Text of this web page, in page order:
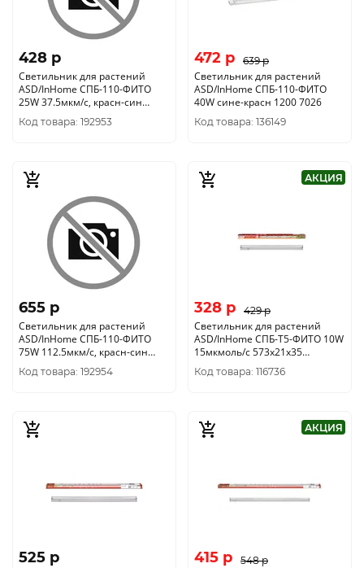
428 p
Светильник для растений
ASD/InHome СПБ-110-ФИТО
25W 37.5мкм/с, красн-син
600x65x25 4690612064963
Код товара: 192953
472 p 639 p
Светильник для растений
ASD/InHome СПБ-110-ФИТО
40W сине-красн 1200 7026
Код товара: 136149
655 p
Светильник для растений
ASD/InHome СПБ-110-ФИТО
75W 112.5мкм/с, красн-син
1200x65x25 4690612064970
Код товара: 192954
АКЦИЯ
328 p 429 p
Светильник для растений
ASD/InHome СПБ-Т5-ФИТО 10W
15мкмоль/с 573x21x35
4690612033099
Код товара: 116736
525 p
АКЦИЯ
415 p 548 p